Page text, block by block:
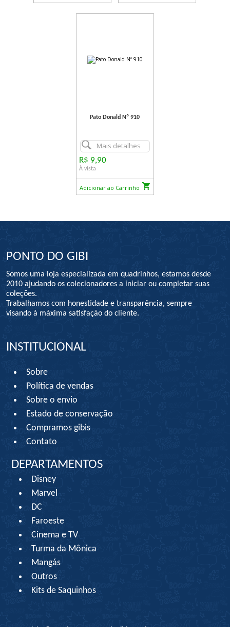
Pato Donald Nº 910
Mais detalhes
R$ 9,90
À vista
Adicionar ao Carrinho
PONTO DO GIBI
Somos uma loja especializada em quadrinhos, estamos desde
2010 ajudando os colecionadores a iniciar ou completar suas
coleções.
Trabalhamos com honestidade e transparência, sempre
visando à máxima satisfação do cliente.
INSTITUCIONAL
Sobre
Política de vendas
Sobre o envio
Estado de conservação
Compramos gibis
Contato
DEPARTAMENTOS
Disney
Marvel
DC
Faroeste
Cinema e TV
Turma da Mônica
Mangás
Outros
Kits de Saquinhos